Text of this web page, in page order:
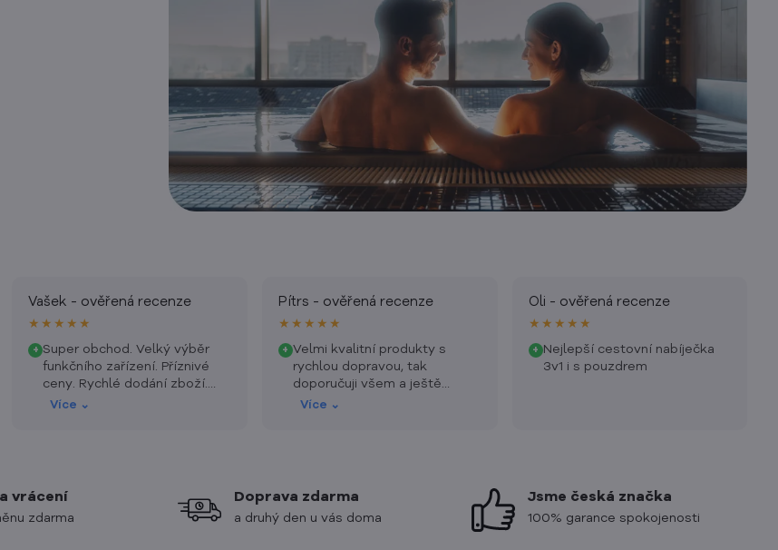
Vašek - ověřená recenze
★★★★★
+ Super obchod. Velký výběr
funkčního zařízení. Příznivé
ceny. Rychlé dodání zboží.
Prostě super obchod.
Více ⌄
Pítrs - ověřená recenze
★★★★★
+ Velmi kvalitní produkty s
rychlou dopravou, tak
doporučuji všem a ještě
podpoříte Českou značku.
Více ⌄
Oli - ověřená recenze
★★★★★
+ Nejlepší cestovní nabíječka
3v1 i s pouzdrem
vrácení
zdarma
Doprava zdarma
a druhý den u vás doma
Jsme česká značka
100% garance spokojenosti